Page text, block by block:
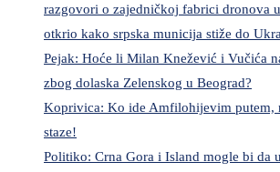
razgovori o zajedničkoj fabrici dronova
otkrio kako srpska municija stiže do
Pejak: Hoće li Milan Knežević i Vučića
zbog dolaska Zelenskog u Beograd?
Koprivica: Ko ide Amfilohijevim putem,
staze!
Politiko: Crna Gora i Island mogle bi da